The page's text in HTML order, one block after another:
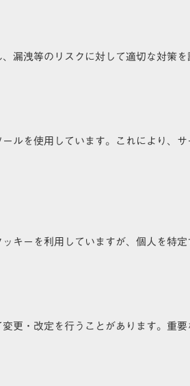
漏洩等のリスクに対して適切な対策を
ルを使用しています。これにより、
ーを利用していますが、個人を特定
更・改定を行うことがあります。重